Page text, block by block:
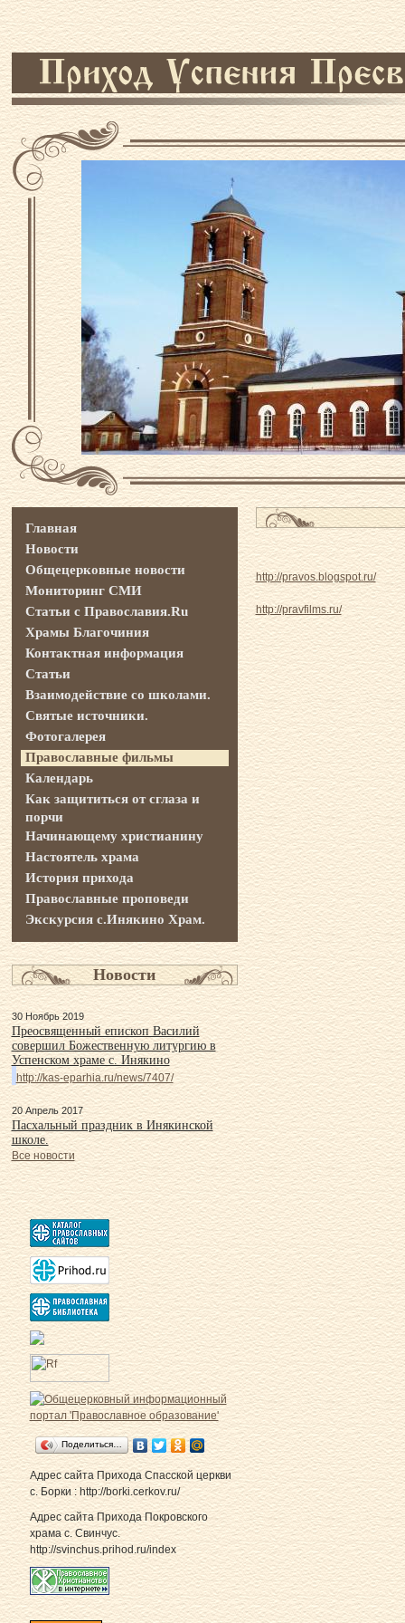
http://pravos.blogspot.ru/
http://pravfilms.ru/
Главная
Новости
Общецерковные новости
Мониторинг СМИ
Статьи с Православия.Ru
Храмы Благочиния
Контактная информация
Статьи
Взаимодействие со школами.
Святые источники.
Фотогалерея
Православные фильмы
Календарь
Как защититься от сглаза и
порчи
Начинающему христианину
Настоятель храма
История прихода
Православные проповеди
Экскурсия с.Инякино Храм.
Новости
30 Ноябрь 2019
Преосвященный епископ Василий
совершил Божественную литургию в
Успенском храме с. Инякино
http://kas-eparhia.ru/news/7407/
20 Апрель 2017
Пасхальный праздник в Инякинской
школе.
Все новости
Поделиться…
Адрес сайта Прихода Спасской церкви
с. Борки : http://borki.cerkov.ru/
Адрес сайта Прихода Покровского
храма с. Свинчус.
http://svinchus.prihod.ru/index